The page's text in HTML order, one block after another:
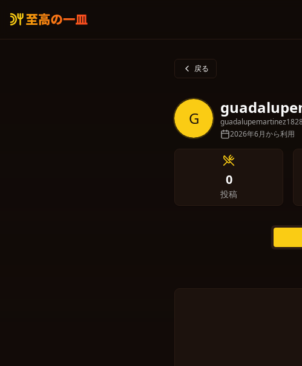
戻る
G
2026年6月から利用
0
投稿